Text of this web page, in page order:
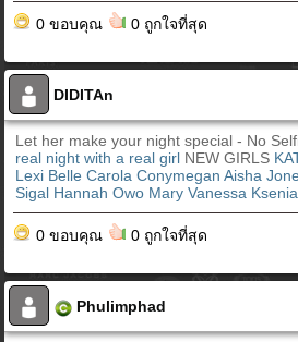
0 ขอบคุณ 0 ถูกใจที่สุด
DIDITAn
Let her make your night special - No
real night with a real girl NEW GIRLS
Lexi Belle Carola Conymegan Aisha
Sigal Hannah Owo Mary Vanessa Ksenia
0 ขอบคุณ 0 ถูกใจที่สุด
Phulimphad